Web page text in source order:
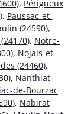
, Périgueux
, Paussac-et-
(24590),
, Notre-
, Nojals-et-
(24460),
, Nanthiat
de-Bourzac
, Nabirat